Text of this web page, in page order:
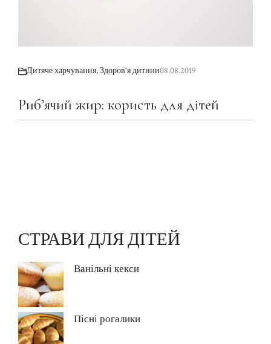
Дитяче харчування,Здоров'я дитини08.08.2019
Риб’ячий жир: користь для дітей
СТРАВИ ДЛЯ ДІТЕЙ
Ванільні кекси
Пісні рогалики